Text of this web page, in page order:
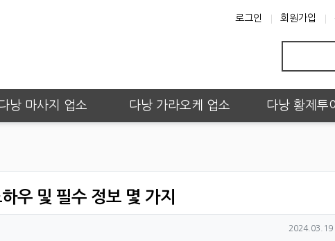
로그인 회원가입
낭 마사지 업소 다낭 가라오케 업소 다낭 황제투
우 및 필수 정보 몇 가지
작성일
2024.03.19